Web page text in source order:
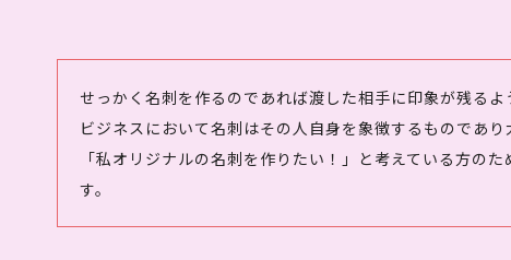
せっかく名刺を作るのであれば渡した相手に印象が残る
ビジネスにおいて名刺はその人自身を象徴するものであり
「私オリジナルの名刺を作りたい！」と考えている方の
す。